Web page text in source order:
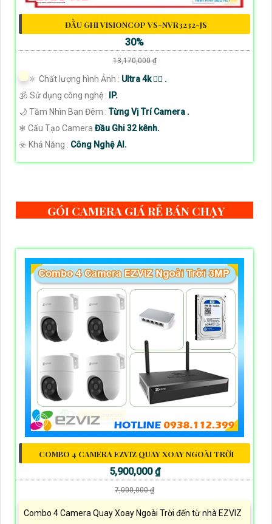
ĐẦU GHI VISIONCOP VS-NVR3232-JS
30%
13,170,000 ₫
🔅 Chất lượng hình Ảnh : Ultra 4k 👍🏾 .
🕉️ Sử dụng công nghệ :
IP.
🌙 Tầm Nhìn Ban Đêm :Từng Vị Trí Camera .
❄ Cấu Tạo Camera Đầu Ghi 32 kênh.
️☣️ Khả Năng : Công Nghệ AI.
GÓI CAMERA GIÁ RẺ BÁN CHẠY
COMBO 4 CAMERA EZVIZ QUAY XOAY NGOÀI TRỜI
5,900,000 ₫
7,000,000 ₫
Combo 4 Camera Quay Xoay Ngoài Trời đến từ nhà EZVIZ